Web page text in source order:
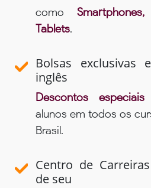
como
Tablets.
Bolsas exclusivas
inglês
Descontos especiais
alunos em todos os
Brasil.
Centro de
de seu